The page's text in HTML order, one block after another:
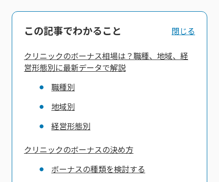
この記事でわかること 閉じる
クリニックのボーナス相場は？職種、地域、経
営形態別に最新データで解説
職種別
地域別
経営形態別
クリニックのボーナスの決め方
ボーナスの種類を検討する